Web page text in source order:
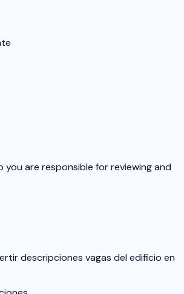
are responsible for reviewing and
descripciones vagas del edificio en